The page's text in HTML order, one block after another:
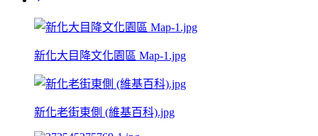
新化大目降文化園區 Map-1.jpg
新化老街東側 (維基百科).jpg